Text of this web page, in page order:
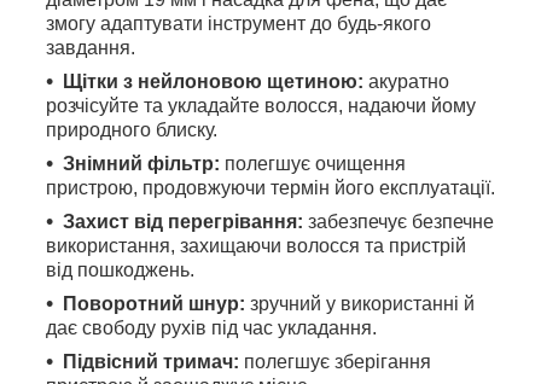
змогу адаптувати інструмент до будь-якого
завдання.
Щітки з нейлоновою щетиною: акуратно
розчісуйте та укладайте волосся, надаючи йому
природного блиску.
Знімний фільтр: полегшує очищення
пристрою, продовжуючи термін його експлуатації.
Захист від перегрівання: забезпечує безпечне
використання, захищаючи волосся та пристрій
від пошкоджень.
Поворотний шнур: зручний у використанні й
дає свободу рухів під час укладання.
Підвісний тримач: полегшує зберігання